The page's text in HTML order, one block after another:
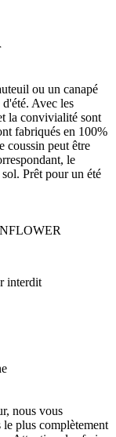
ou un canapé
Avec les
la convivialité sont
fabriqués en 100%
coussin peut être
le
Prêt pour un été
interdit
nous vous
plus complètement